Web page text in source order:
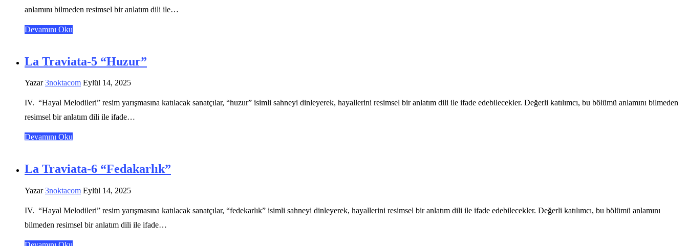
anlamını bilmeden resimsel bir anlatım dili ile…
Devamını Oku
La Traviata-5 “Huzur”
Yazar3noktacom Eylül 14, 2025
IV. “Hayal Melodileri” resim yarışmasına katılacak sanatçılar, “huzur” isimli sahneyi dinleyerek, hayallerini resimsel bir anlatım dili ile ifade edebilecekler. Değerli katılımcı, bu bölümü anlamını bilmeden
resimsel bir anlatım dili ile ifade…
Devamını Oku
La Traviata-6 “Fedakarlık”
Yazar3noktacom Eylül 14, 2025
IV. “Hayal Melodileri” resim yarışmasına katılacak sanatçılar, “fedekarlık” isimli sahneyi dinleyerek, hayallerini resimsel bir anlatım dili ile ifade edebilecekler. Değerli katılımcı, bu bölümü anlamını
bilmeden resimsel bir anlatım dili ile ifade…